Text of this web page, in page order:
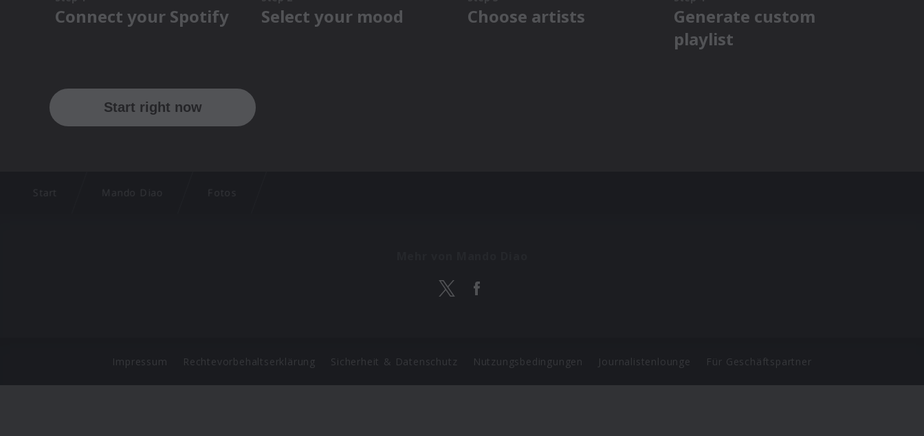
Start Mando Diao Fotos
Impressum Rechtevorbehaltserklärung Sicherheit & Datenschutz Nutzungsbedingungen Journalistenlounge Für Geschäftspartner